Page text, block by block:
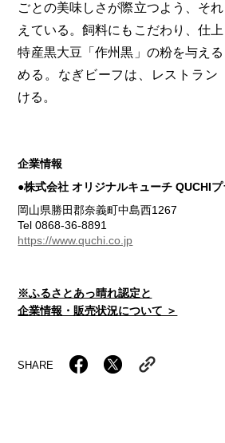
ごとの美味しさが際立つよう、そ
えている。飼料にもこだわり、仕
特産黒大豆「作州黒」の粉を与え
める。なぎビーフは、レストラン
ける。
企業情報
●株式会社 オリジナルキューチ QUCHIプ
岡山県勝田郡奈義町中島西1267
Tel 0868-36-8891
https://www.quchi.co.jp
※ふるさとあっ晴れ認定と
企業情報・販売状況について ＞
SHARE